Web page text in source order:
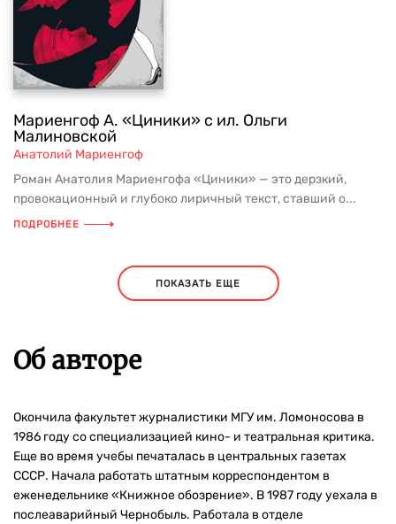
Мариенгоф А. «Циники» с ил. Ольги
Малиновской
Анатолий Мариенгоф
Роман Анатолия Мариенгофа «Циники» — это дерзкий,
провокационный и глубоко лиричный текст, ставший о...
ПОДРОБНЕЕ
ПОКАЗАТЬ ЕЩЕ
Об авторе
Окончила факультет журналистики МГУ им. Ломоносова в
1986 году со специализацией кино- и театральная критика.
Еще во время учебы печаталась в центральных газетах
СССР. Начала работать штатным корреспондентом в
еженедельнике «Книжное обозрение». В 1987 году уехала в
послеаварийный Чернобыль. Работала в отделе